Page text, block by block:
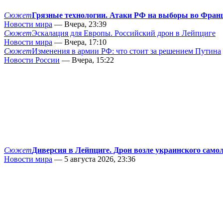
СюжетГрязные технологии. Атаки РФ на выборы во
Новости мира — Вчера, 23:39
СюжетЭскалация для Европы. Российский дрон в Лейпциге
Новости мира — Вчера, 17:10
СюжетИзменения в армии РФ: что стоит за решением Путина
Новости России — Вчера, 15:22
СюжетДиверсия в Лейпциге. Дрон возле украинского
Новости мира — 5 августа 2026, 23:36